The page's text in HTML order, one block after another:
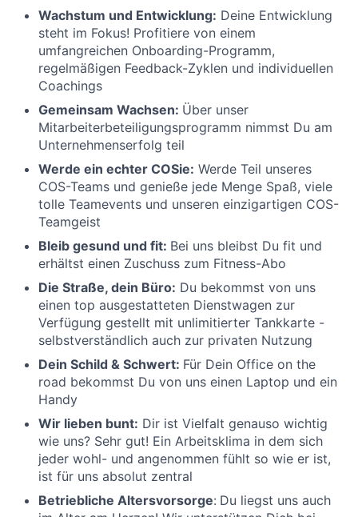
Wachstum und Entwicklung: Deine Entwicklung
steht im Fokus! Profitiere von einem
umfangreichen Onboarding-Programm,
regelmäßigen Feedback-Zyklen und individuellen
Coachings
Gemeinsam Wachsen: Über unser
Mitarbeiterbeteiligungsprogramm nimmst Du am
Unternehmenserfolg teil
Werde ein echter COSie: Werde Teil unseres
COS-Teams und genieße jede Menge Spaß, viele
tolle Teamevents und unseren einzigartigen COS-
Teamgeist
Bleib gesund und fit: Bei uns bleibst Du fit und
erhältst einen Zuschuss zum Fitness-Abo
Die Straße, dein Büro: Du bekommst von uns
einen top ausgestatteten Dienstwagen zur
Verfügung gestellt mit unlimitierter Tankkarte -
selbstverständlich auch zur privaten Nutzung
Dein Schild & Schwert: Für Dein Office on the
road bekommst Du von uns einen Laptop und ein
Handy
Wir lieben bunt: Dir ist Vielfalt genauso wichtig
wie uns? Sehr gut! Ein Arbeitsklima in dem sich
jeder wohl- und angenommen fühlt so wie er ist,
ist für uns absolut zentral
Betriebliche Altersvorsorge: Du liegst uns auch